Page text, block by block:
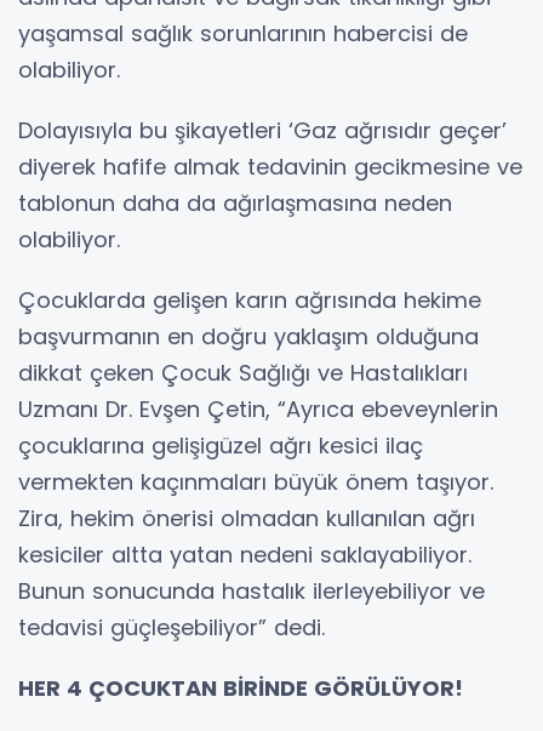
yaşamsal sağlık sorunlarının habercisi de
olabiliyor.
Dolayısıyla bu şikayetleri ‘Gaz ağrısıdır geçer’
diyerek hafife almak tedavinin gecikmesine ve
tablonun daha da ağırlaşmasına neden
olabiliyor.
Çocuklarda gelişen karın ağrısında hekime
başvurmanın en doğru yaklaşım olduğuna
dikkat çeken Çocuk Sağlığı ve Hastalıkları
Uzmanı Dr. Evşen Çetin, “Ayrıca ebeveynlerin
çocuklarına gelişigüzel ağrı kesici ilaç
vermekten kaçınmaları büyük önem taşıyor.
Zira, hekim önerisi olmadan kullanılan ağrı
kesiciler altta yatan nedeni saklayabiliyor.
Bunun sonucunda hastalık ilerleyebiliyor ve
tedavisi güçleşebiliyor” dedi.
HER 4 ÇOCUKTAN BİRİNDE GÖRÜLÜYOR!